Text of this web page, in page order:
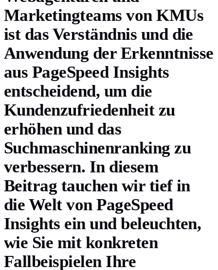
Marketingteams von KMUs
ist das Verständnis und die
Anwendung der Erkenntnisse
aus PageSpeed Insights
entscheidend, um die
Kundenzufriedenheit zu
erhöhen und das
Suchmaschinenranking zu
verbessern. In diesem
Beitrag tauchen wir tief in
die Welt von PageSpeed
Insights ein und beleuchten,
wie Sie mit konkreten
Fallbeispielen Ihre